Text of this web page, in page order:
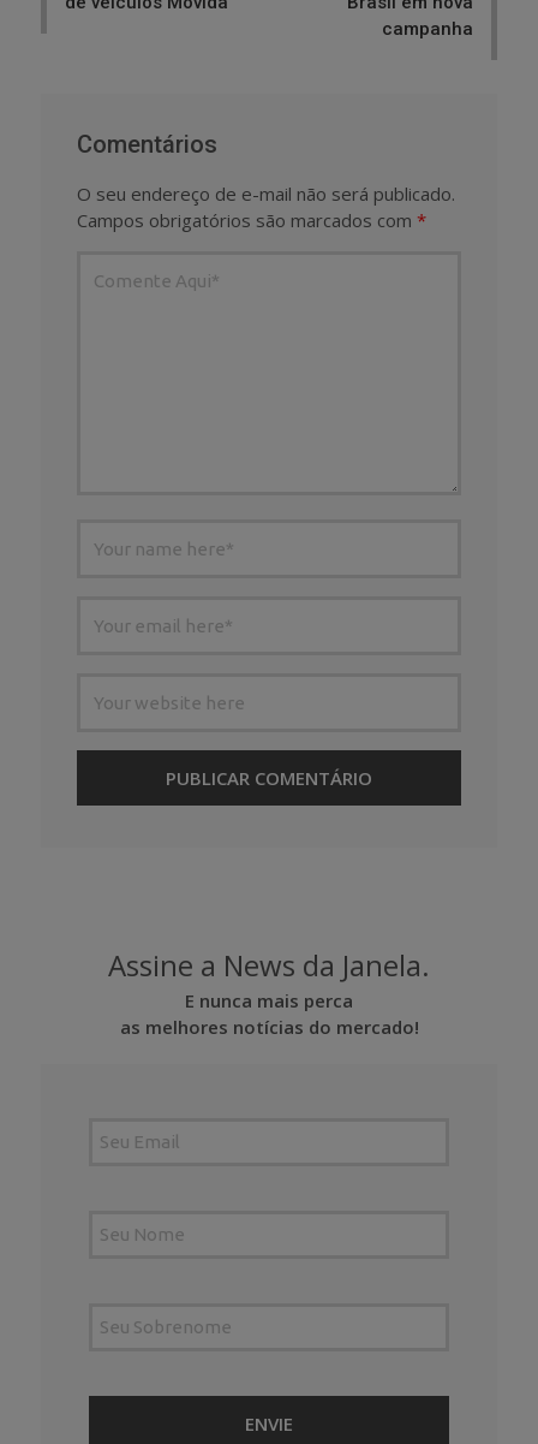
campanha
Comentários
O seu endereço de e-mail não será publicado.
Campos obrigatórios são marcados com *
Assine a News da Janela.
E nunca mais perca
as melhores notícias do mercado!